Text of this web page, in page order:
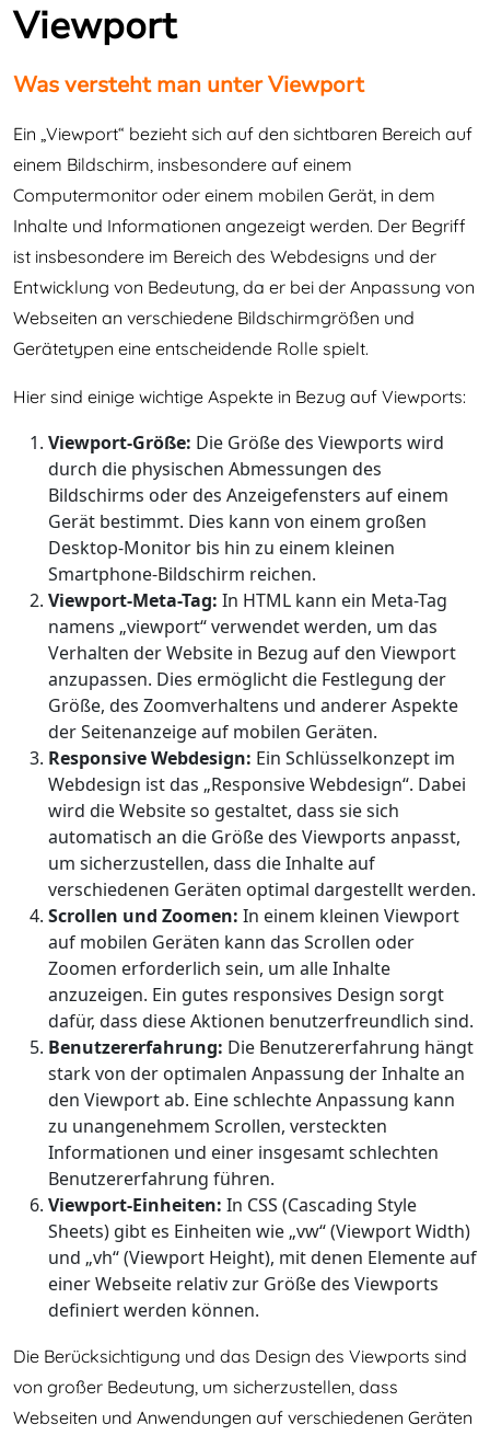
Viewport
Was versteht man unter Viewport
Ein „Viewport“ bezieht sich auf den sichtbaren Bereich auf
einem Bildschirm, insbesondere auf einem
Computermonitor oder einem mobilen Gerät, in dem
Inhalte und Informationen angezeigt werden. Der Begriff
ist insbesondere im Bereich des Webdesigns und der
Entwicklung von Bedeutung, da er bei der Anpassung von
Webseiten an verschiedene Bildschirmgrößen und
Gerätetypen eine entscheidende Rolle spielt.
Hier sind einige wichtige Aspekte in Bezug auf Viewports:
Viewport-Größe: Die Größe des Viewports wird
durch die physischen Abmessungen des
Bildschirms oder des Anzeigefensters auf einem
Gerät bestimmt. Dies kann von einem großen
Desktop-Monitor bis hin zu einem kleinen
Smartphone-Bildschirm reichen.
Viewport-Meta-Tag: In HTML kann ein Meta-Tag
namens „viewport“ verwendet werden, um das
Verhalten der Website in Bezug auf den Viewport
anzupassen. Dies ermöglicht die Festlegung der
Größe, des Zoomverhaltens und anderer Aspekte
der Seitenanzeige auf mobilen Geräten.
Responsive Webdesign: Ein Schlüsselkonzept im
Webdesign ist das „Responsive Webdesign“. Dabei
wird die Website so gestaltet, dass sie sich
automatisch an die Größe des Viewports anpasst,
um sicherzustellen, dass die Inhalte auf
verschiedenen Geräten optimal dargestellt werden.
Scrollen und Zoomen: In einem kleinen Viewport
auf mobilen Geräten kann das Scrollen oder
Zoomen erforderlich sein, um alle Inhalte
anzuzeigen. Ein gutes responsives Design sorgt
dafür, dass diese Aktionen benutzerfreundlich sind.
Benutzererfahrung: Die Benutzererfahrung hängt
stark von der optimalen Anpassung der Inhalte an
den Viewport ab. Eine schlechte Anpassung kann
zu unangenehmem Scrollen, versteckten
Informationen und einer insgesamt schlechten
Benutzererfahrung führen.
Viewport-Einheiten: In CSS (Cascading Style
Sheets) gibt es Einheiten wie „vw“ (Viewport Width)
und „vh“ (Viewport Height), mit denen Elemente auf
einer Webseite relativ zur Größe des Viewports
definiert werden können.
Die Berücksichtigung und das Design des Viewports sind
von großer Bedeutung, um sicherzustellen, dass
Webseiten und Anwendungen auf verschiedenen Geräten